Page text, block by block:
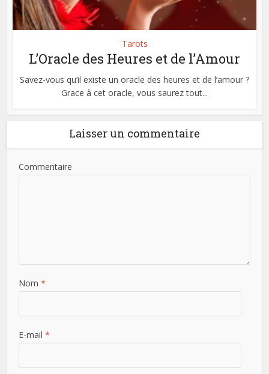
Tarots
L’Oracle des Heures et de l’Amour
Savez-vous qu’il existe un oracle des heures et de l’amour ?
Grace à cet oracle, vous saurez tout...
Laisser un commentaire
Commentaire
Nom*
E-mail*